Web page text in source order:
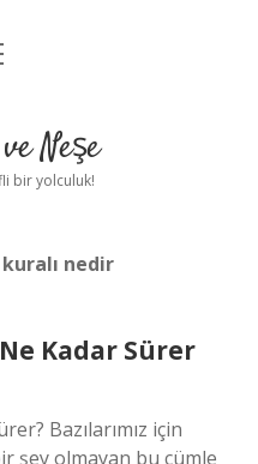
Neşe
bir yolculuk!
nedir
Kadar Sürer
Bazılarımız için
şey olmayan bu cümle